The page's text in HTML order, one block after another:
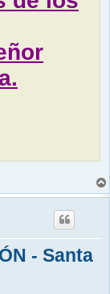
- Santa